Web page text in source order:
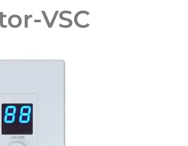
VSC